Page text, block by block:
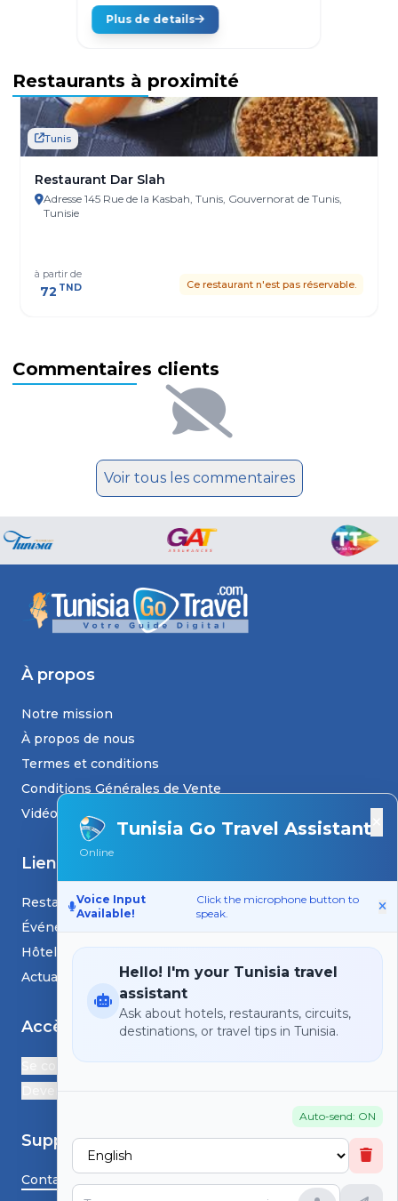
Plus de details
Restaurants à proximité
Tunis
Restaurant Dar Slah
Adresse 145 Rue de la Kasbah, Tunis, Gouvernorat de Tunis,
Tunisie
à partir de
72 TND Ce restaurant n'est pas réservable.
Commentaires clients
Voir tous les commentaires
Tunisia Go Travel Assistant
Online
Voice Input
Available!
Click the microphone button to
speak.
Hello! I'm your Tunisia travel
assistant
Ask about hotels, restaurants, circuits,
destinations, or travel tips in Tunisia.
Auto-send: ON
À propos
Notre mission
À propos de nous
Termes et conditions
Conditions Générales de Vente
Vidéos
Liens
Restaurants
Événements
Hôtels
Actualités et blogs
Accès
Se connecter
Support
Contactez-nous